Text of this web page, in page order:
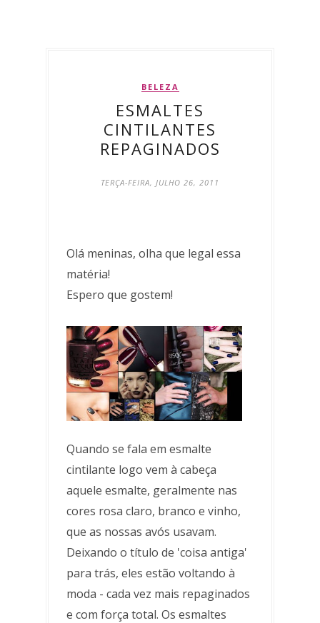
BELEZA
ESMALTES
CINTILANTES
REPAGINADOS
TERÇA-FEIRA, JULHO 26, 2011
Olá meninas, olha que legal essa
matéria!
Espero que gostem!
Quando se fala em esmalte
cintilante logo vem à cabeça
aquele esmalte, geralmente nas
cores rosa claro, branco e vinho,
que as nossas avós usavam.
Deixando o título de 'coisa antiga'
para trás, eles estão voltando à
moda - cada vez mais repaginados
e com força total. Os esmaltes